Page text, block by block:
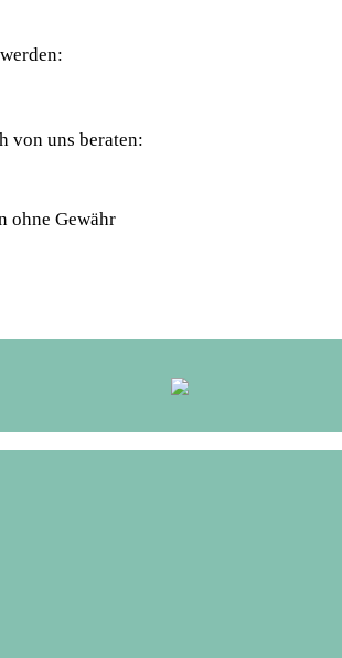
von uns beraten:
ohne Gewähr